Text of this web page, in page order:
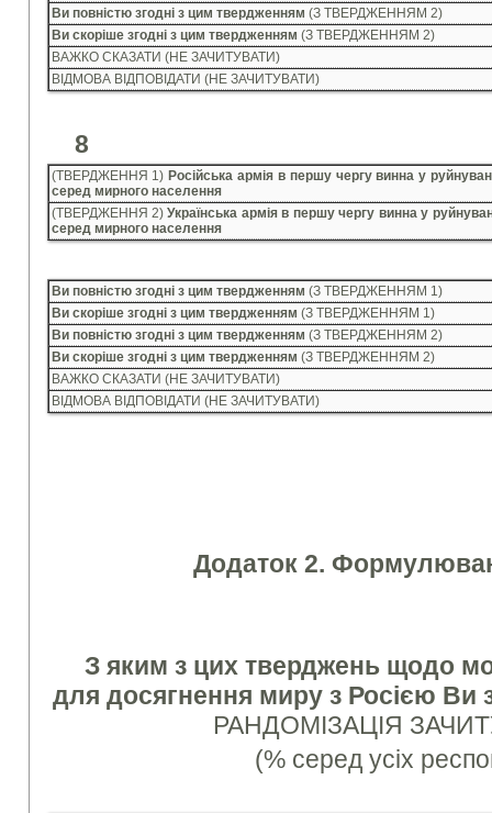
Ви повністю згодні з цим твердженням (З ТВЕРДЖЕННЯМ 2)
Ви скоріше згодні з цим твердженням (З ТВЕРДЖЕННЯМ 2)
ВАЖКО СКАЗАТИ (НЕ ЗАЧИТУВАТИ)
ВІДМОВА ВІДПОВІДАТИ (НЕ ЗАЧИТУВАТИ)
8
(ТВЕРДЖЕННЯ 1) Російська армія в першу чергу винна у
серед мирного населення
(ТВЕРДЖЕННЯ 2)Українська армія в першу чергу винна у
серед мирного населення
Ви повністю згодні з цим твердженням (З ТВЕРДЖЕННЯМ 1)
Ви скоріше згодні з цим твердженням (З ТВЕРДЖЕННЯМ 1)
Ви повністю згодні з цим твердженням (З ТВЕРДЖЕННЯМ 2)
Ви скоріше згодні з цим твердженням (З ТВЕРДЖЕННЯМ 2)
ВАЖКО СКАЗАТИ (НЕ ЗАЧИТУВАТИ)
ВІДМОВА ВІДПОВІДАТИ (НЕ ЗАЧИТУВАТИ)
Додаток 2.
З яким з цих тверджень щодо
для досягнення миру з Росією Ви
РАНДОМІЗАЦІЯ
(% серед усіх